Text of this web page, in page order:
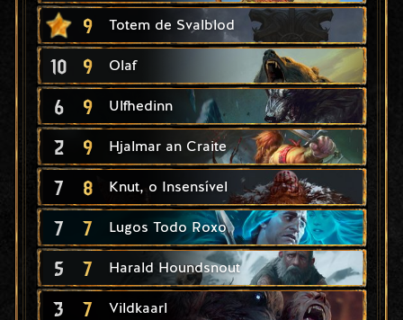
9 Totem de Svalblod
10 9 Olaf
6 9 Ulfhedinn
2 9 Hjalmar an Craite
7 8 Knut, o Insensível
7 7 Lugos Todo Roxo
5 7 Harald Houndsnout
3 7 Vildkaarl